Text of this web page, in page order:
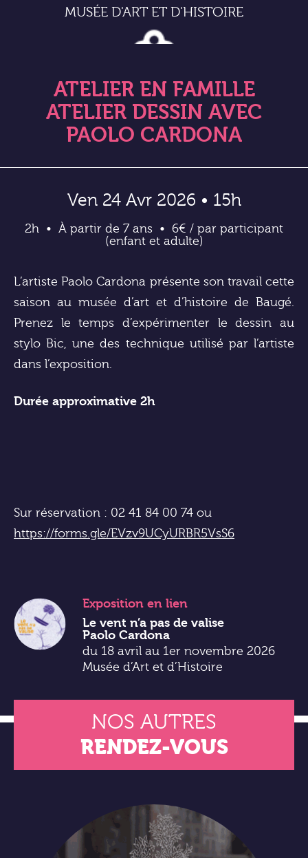
MUSÉE D'ART ET D'HISTOIRE
ATELIER EN FAMILLE
ATELIER DESSIN AVEC
PAOLO CARDONA
Ven 24 Avr 2026 • 15h
2h À partir de 7 ans
6€ / par participant
(enfant et adulte)
L’artiste Paolo Cardona présente son travail cette
saison au musée d’art et d’histoire de Baugé.
Prenez le temps d’expérimenter le dessin au
stylo Bic, une des technique utilisé par l’artiste
dans l’exposition.
Durée approximative 2h
Sur réservation : 02 41 84 00 74 ou
https://forms.gle/EVzv9UCyURBR5VsS6
Exposition en lien
Le vent n’a pas de valise
Paolo Cardona
du 18 avril au 1er novembre 2026
Musée d’Art et d’Histoire
NOS AUTRES
RENDEZ-VOUS